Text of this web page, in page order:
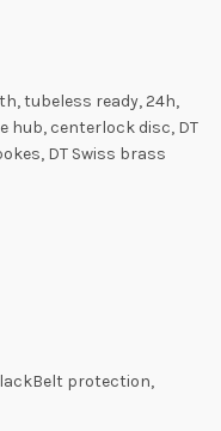
tubeless ready, 24h,
hub, centerlock disc, DT
DT Swiss brass
protection,